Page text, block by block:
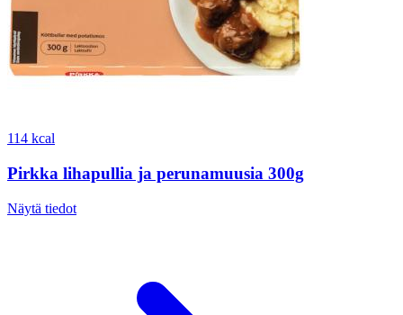
114 kcal
Pirkka lihapullia ja perunamuusia 300g
Näytä tiedot